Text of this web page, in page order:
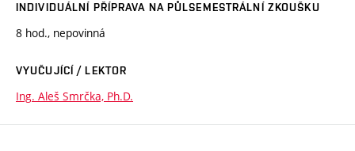
INDIVIDUÁLNÍ PŘÍPRAVA NA PŮLSEMESTRÁLNÍ ZKOUŠKU
8 hod., nepovinná
VYUČUJÍCÍ / LEKTOR
Ing. Aleš Smrčka, Ph.D.